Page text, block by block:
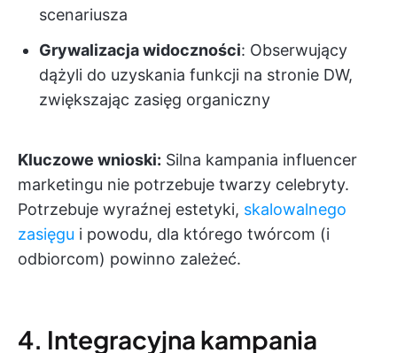
scenariusza
Grywalizacja widoczności: Obserwujący
dążyli do uzyskania funkcji na stronie DW,
zwiększając zasięg organiczny
Kluczowe wnioski: Silna kampania influencer
marketingu nie potrzebuje twarzy celebryty.
Potrzebuje wyraźnej estetyki, skalowalnego
zasięgu i powodu, dla którego twórcom (i
odbiorcom) powinno zależeć.
4. Integracyjna kampania